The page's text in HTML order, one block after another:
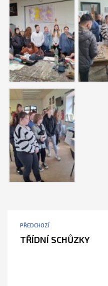
PŘEDCHOZÍ
TŘÍDNÍ SCHŮZKY